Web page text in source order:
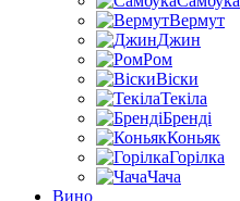
Вермут
Джин
Ром
Віски
Текіла
Бренді
Коньяк
Горілка
Чача
Вино